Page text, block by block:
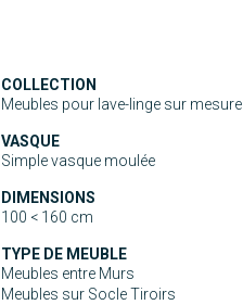
COLLECTION
Meubles pour lave-linge sur mesure
VASQUE
Simple vasque moulée
DIMENSIONS
100 < 160 cm
TYPE DE MEUBLE
Meubles entre Murs
Meubles sur Socle Tiroirs